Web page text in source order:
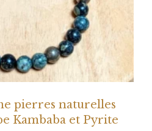
pierres naturelles
Kambaba et Pyrite